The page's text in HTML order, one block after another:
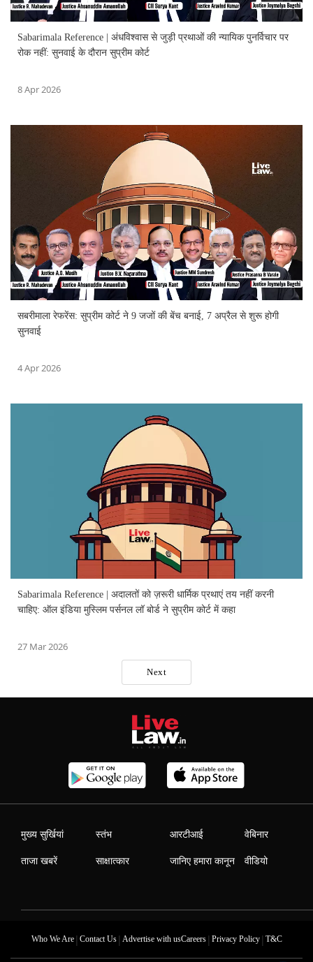
Sabarimala Reference | अंधविश्वास से जुड़ी प्रथाओं की न्यायिक पुनर्विचार पर
रोक नहीं: सुनवाई के दौरान सुप्रीम कोर्ट
8 Apr 2026
सबरीमाला रेफरेंस: सुप्रीम कोर्ट ने 9 जजों की बेंच बनाई, 7 अप्रैल से शुरू होगी
सुनवाई
4 Apr 2026
Sabarimala Reference | अदालतों को ज़रूरी धार्मिक प्रथाएं तय नहीं करनी
चाहिए: ऑल इंडिया मुस्लिम पर्सनल लॉ बोर्ड ने सुप्रीम कोर्ट में कहा
27 Mar 2026
Next
मुख्य सुर्खियां
ताजा खबरें
स्तंभ
साक्षात्कार
आरटीआई
जानिए हमारा कानून
वेबिनार
वीडियो
Who We Are| Contact Us| Advertise with usCareers| Privacy Policy| T&C